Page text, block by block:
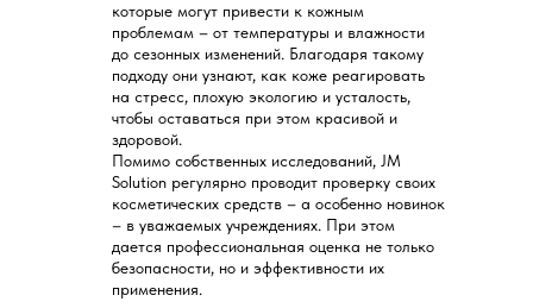
которые могут привести к кожным
проблемам – от температуры и влажности
до сезонных изменений. Благодаря такому
подходу они узнают, как коже реагировать
на стресс, плохую экологию и усталость,
чтобы оставаться при этом красивой и
здоровой.
Помимо собственных исследований, JM
Solution регулярно проводит проверку своих
косметических средств – а особенно новинок
– в уважаемых учреждениях. При этом
дается профессиональная оценка не только
безопасности, но и эффективности их
применения.